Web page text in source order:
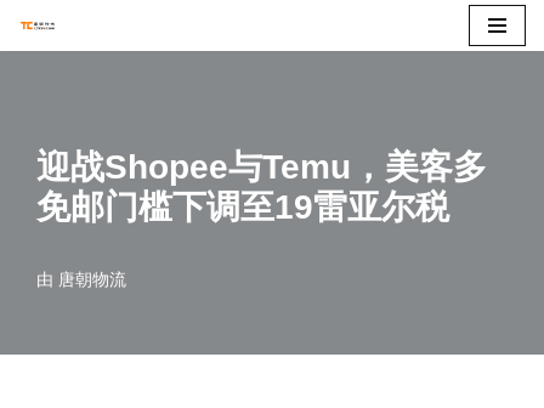
迎战Shopee与Temu，美客多
免邮门槛下调至19雷亚尔税
由 唐朝物流